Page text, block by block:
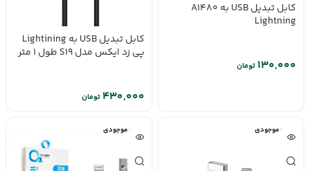
کابل تبدیل USB به A1480
Lightning
تومان
کابل تبدیل USB به Lightining
پی زد ایکس مدل S19 طول 1 متر
تومان
اتمام موجودی اتمام موجودی